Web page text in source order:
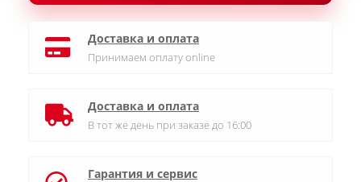
Доставка и оплата
Принимаем оплату online
Доставка и оплата
В тот же день при заказе до 16:00
Гарантия и сервис